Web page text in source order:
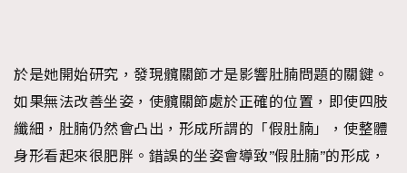
於是她開始研究，發現髖關節才是影響肚腩問題的關鍵。
如果無法改善坐姿，使髖關節處於正確的位置，即使四肢
纖細，肚腩仍然會凸出，形成所謂的「假肚腩」，使整體
身形看起來很肥胖。錯誤的坐姿會導致”假肚腩”的形成，